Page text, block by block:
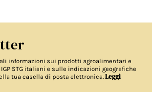
informazioni sui prodotti agroalimentari e
STG italiani e sulle indicazioni geografiche
tua casella di posta elettronica.Leggi